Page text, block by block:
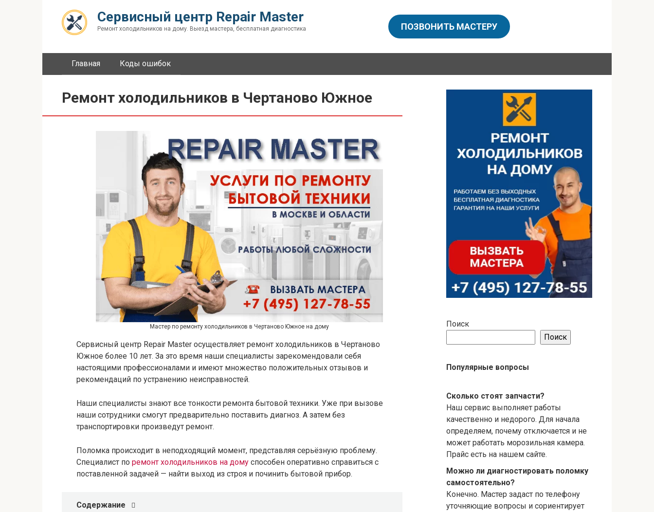
Сервисный центр Repair Master
Ремонт холодильников на дому. Выезд мастера, бесплатная диагностика ПОЗВОНИТЬ МАСТЕРУ
Главная Коды ошибок
Ремонт холодильников в Чертаново Южное
Мастер по ремонту холодильников в Чертаново Южное на дому
Сервисный центр Repair Master осуществляет ремонт холодильников в Чертаново
Южное более 10 лет. За это время наши специалисты зарекомендовали себя
настоящими профессионалами и имеют множество положительных отзывов и
рекомендаций по устранению неисправностей.
Наши специалисты знают все тонкости ремонта бытовой техники. Уже при вызове
наши сотрудники смогут предварительно поставить диагноз. А затем без
транспортировки произведут ремонт.
Поломка происходит в неподходящий момент, представляя серьёзную проблему.
Специалист по ремонт холодильников на дому способен оперативно справиться с
поставленной задачей — найти выход из строя и починить бытовой прибор.
Содержание
Поиск
Поиск
Популярные вопросы
Сколько стоят запчасти?
Наш сервис выполняет работы
качественно и недорого. Для начала
определяем, почему отключается и не
может работать морозильная камера.
Прайс есть на нашем сайте.
Можно ли диагностировать поломку
самостоятельно?
Конечно. Мастер задаст по телефону
уточняющие вопросы и сориентирует